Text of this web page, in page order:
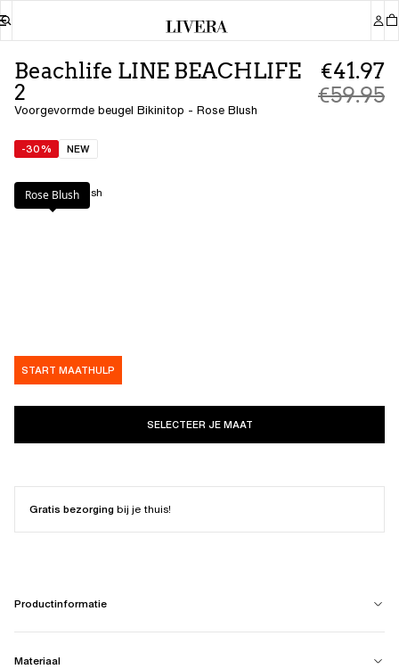
Beachlife LINE BEACHLIFE
2
Voorgevormde beugel Bikinitop - Rose Blush
€41.97
€59.95
-30% NEW
Kleur: Rose Blush
Rose Blush
START MAATHULP
SELECTEER JE MAAT
Gratis bezorgingbij je thuis!
Productinformatie
Materiaal